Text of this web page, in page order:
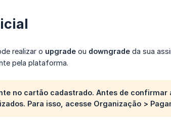
realizar o upgrade ou downgrade da sua
pela plataforma.
no cartão cadastrado. Antes de confirmar
Para isso, acesse Organização >